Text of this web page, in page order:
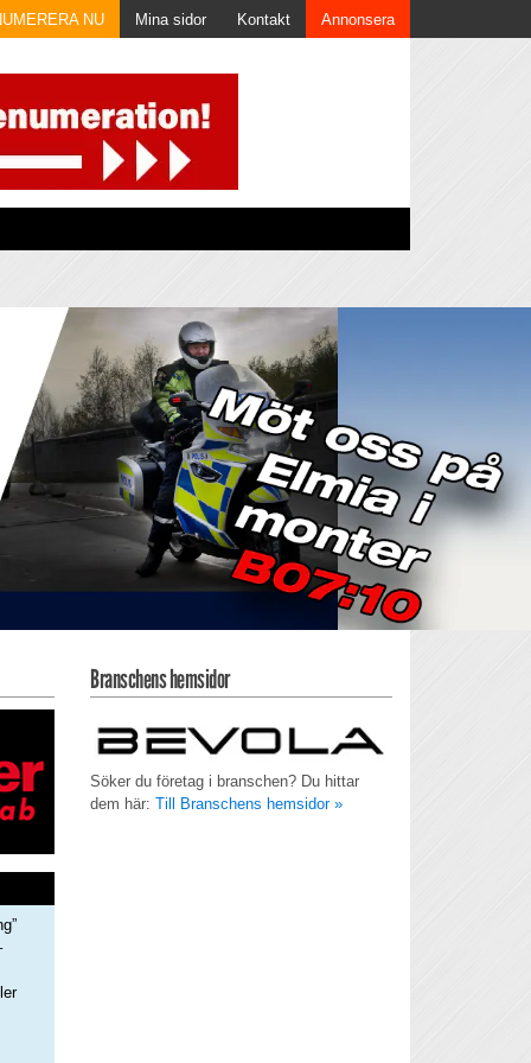
NU Mina sidor Kontakt Annonsera
Branschens hemsidor
Söker du företag i branschen? Du hittar
dem här: Till Branschens hemsidor »